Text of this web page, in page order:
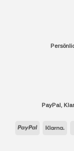
PayPal,
PayPal